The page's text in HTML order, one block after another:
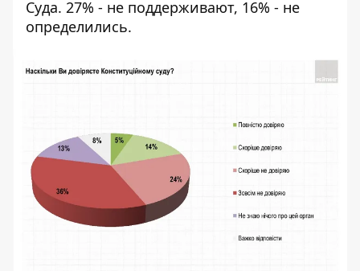
Суда. 27% - не поддерживают, 16% - не
определились.